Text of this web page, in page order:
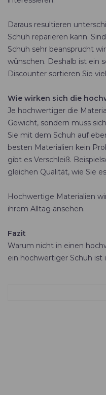
Daraus resultieren
Schuh reparieren kann.
Schuh sehr beansprucht
wünschen. Deshalb ist ein
Discounter sortieren Sie
Wie wirken sich die
Je hochwertiger die
Gewicht, sondern muss
Sie mit dem Schuh auf
besten Materialien kein
gibt es Verschleiß.
gleichen Qualität, wie Sie
Hochwertige Materialien
ihrem Alltag ansehen.
Fazit
Warum nicht in einen
ein hochwertiger Schuh ist